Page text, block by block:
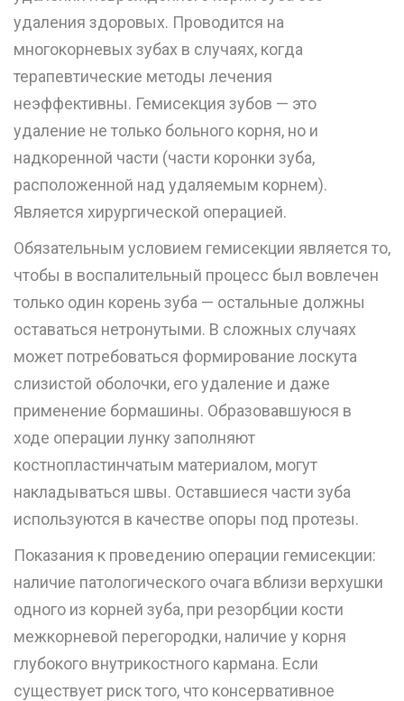
удаления здоровых. Проводится на
многокорневых зубах в случаях, когда
терапевтические методы лечения
неэффективны. Гемисекция зубов — это
удаление не только больного корня, но и
надкоренной части (части коронки зуба,
расположенной над удаляемым корнем).
Является хирургической операцией.
Обязательным условием гемисекции является то,
чтобы в воспалительный процесс был вовлечен
только один корень зуба — остальные должны
оставаться нетронутыми. В сложных случаях
может потребоваться формирование лоскута
слизистой оболочки, его удаление и даже
применение бормашины. Образовавшуюся в
ходе операции лунку заполняют
костнопластинчатым материалом, могут
накладываться швы. Оставшиеся части зуба
используются в качестве опоры под протезы.
Показания к проведению операции гемисекции:
наличие патологического очага вблизи верхушки
одного из корней зуба, при резорбции кости
межкорневой перегородки, наличие у корня
глубокого внутрикостного кармана. Если
существует риск того, что консервативное